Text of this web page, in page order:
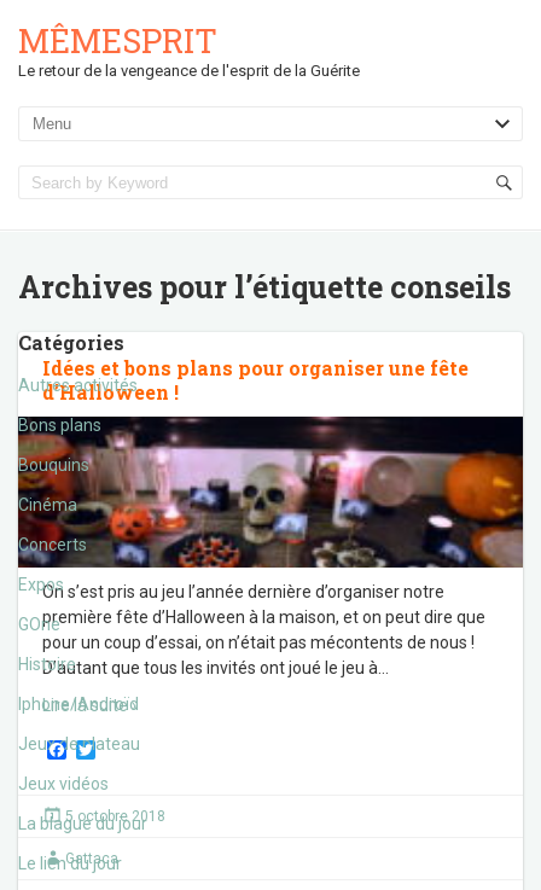
MÊMESPRIT
Le retour de la vengeance de l'esprit de la Guérite
Archives pour l’étiquette conseils
Catégories
Autres activités
Bons plans
Bouquins
Cinéma
Concerts
Expos
GOne
Histoire
Iphone/Androïd
Jeux de plateau
Jeux vidéos
La blague du jour
Le lien du jour
Idées et bons plans pour organiser une fête
d’Halloween !
On s’est pris au jeu l’année dernière d’organiser notre
première fête d’Halloween à la maison, et on peut dire que
pour un coup d’essai, on n’était pas mécontents de nous !
D’autant que tous les invités ont joué le jeu à
Lire la suite ›
F
c
e
b
o
T
i
t
t
r
5 octobre 2018
Gattaca